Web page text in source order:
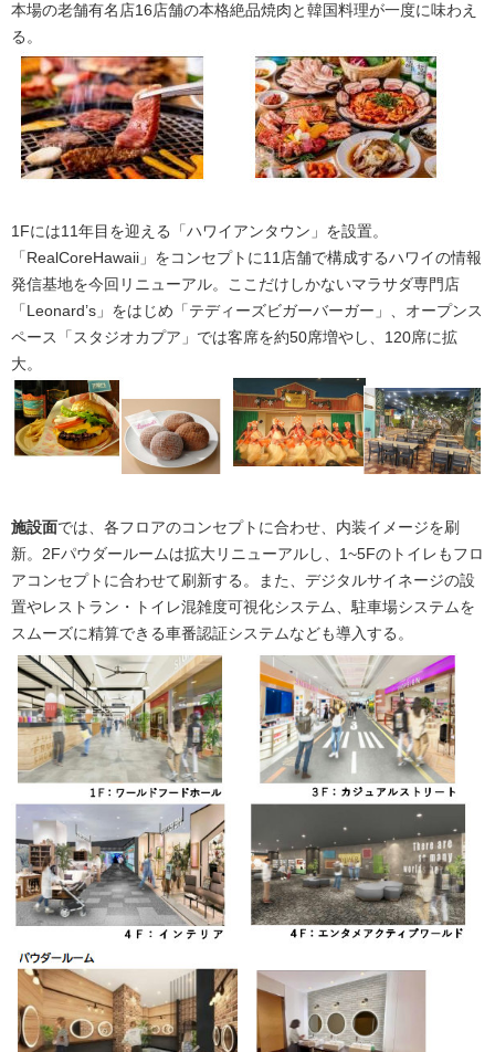
本場の老舗有名店16店舗の本格絶品焼肉と韓国料理が一度に味わえ
る。
1Fには11年目を迎える「ハワイアンタウン」を設置。
「RealCoreHawaii」をコンセプトに11店舗で構成するハワイの情報
発信基地を今回リニューアル。ここだけしかないマラサダ専門店
「Leonard’s」をはじめ「テディーズビガーバーガー」、オープンス
ペース「スタジオカプア」では客席を約50席増やし、120席に拡
大。
施設面では、各フロアのコンセプトに合わせ、内装イメージを刷
新。2Fパウダールームは拡大リニューアルし、1~5Fのトイレもフロ
アコンセプトに合わせて刷新する。また、デジタルサイネージの設
置やレストラン・トイレ混雑度可視化システム、駐車場システムを
スムーズに精算できる車番認証システムなども導入する。